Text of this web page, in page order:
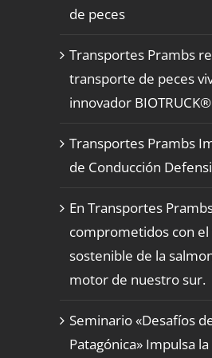
de peces
Transportes Prambs
transporte de peces
innovador BIOTRUCK®
Transportes Prambs
de Conducción
En Transportes
comprometidos con
sostenible de la
motor de nuestro sur.
Seminario «Desafíos
Patagónica» Impulsa la